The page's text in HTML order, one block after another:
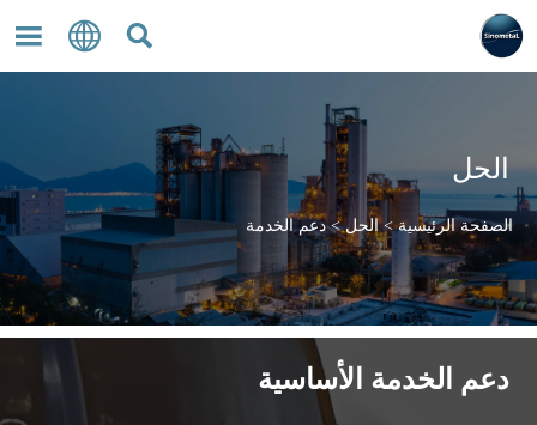



الحل
الصفحة الرئيسية>الحل>دعم الخدمة
دعم الخدمة الأساسية